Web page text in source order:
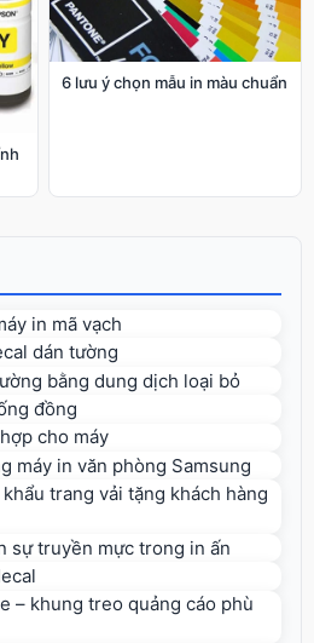
6 lưu ý chọn mẫu in màu chuẩn
in mã vạch
dán tường
bằng dung dịch loại bỏ
đồng
cho máy
máy in văn phòng Samsung
trang vải tặng khách hàng
sự truyền mực trong in ấn
– khung treo quảng cáo phù